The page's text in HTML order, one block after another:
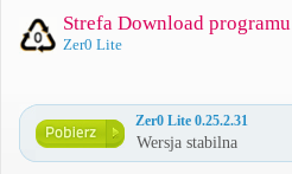
Strefa Download programu
Zer0 Lite
Zer0 Lite 0.25.2.31
Wersja stabilna